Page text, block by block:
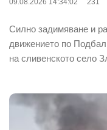
Силно задимяване и
движението по
на сливенското село